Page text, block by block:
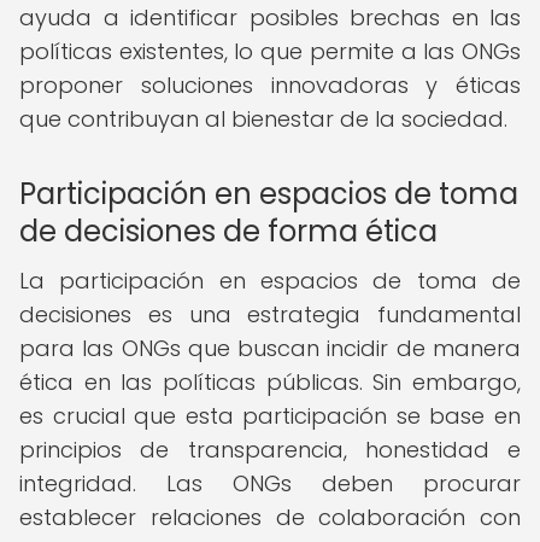
ayuda a identificar posibles brechas en las
políticas existentes, lo que permite a las ONGs
proponer soluciones innovadoras y éticas
que contribuyan al bienestar de la sociedad.
Participación en espacios de toma
de decisiones de forma ética
La participación en espacios de toma de
decisiones es una estrategia fundamental
para las ONGs que buscan incidir de manera
ética en las políticas públicas. Sin embargo,
es crucial que esta participación se base en
principios de transparencia, honestidad e
integridad. Las ONGs deben procurar
establecer relaciones de colaboración con